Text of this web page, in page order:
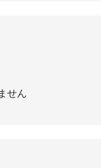
せん